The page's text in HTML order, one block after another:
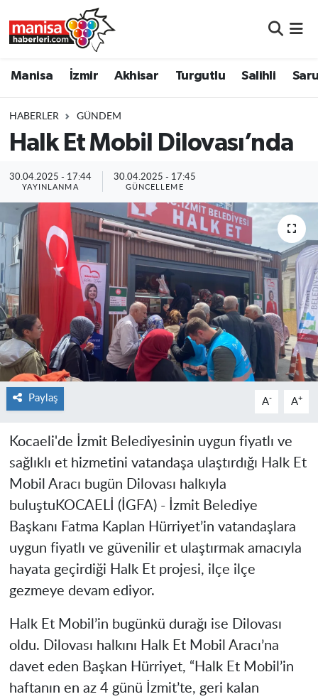
Manisa İzmir Akhisar Turgutlu Salihli
HABERLER GÜNDEM
Halk Et Mobil Dilovası’nda
30.04.2025 - 17:44
YAYINLANMA
30.04.2025 - 17:45
GÜNCELLEME
Paylaş A- A+
Kocaeli'de İzmit Belediyesinin uygun fiyatlı ve
sağlıklı et hizmetini vatandaşa ulaştırdığı Halk Et
Mobil Aracı bugün Dilovası halkıyla
buluştu KOCAELİ (İGFA) - İzmit Belediye
Başkanı Fatma Kaplan Hürriyet’in vatandaşlara
uygun fiyatlı ve güvenilir et ulaştırmak amacıyla
hayata geçirdiği Halk Et projesi, ilçe ilçe
gezmeye devam ediyor.
Halk Et Mobil’in bugünkü durağı ise Dilovası
oldu. Dilovası halkını Halk Et Mobil Aracı’na
davet eden Başkan Hürriyet, “Halk Et Mobil’in
haftanın en az 4 günü İzmit’te, geri kalan
Saruhanlı
Soma
Resmi İlanlar
Manisa Nöbetçi Eczaneler
Tüm Manşetler
Son Dakika Haberleri
Haber Arşivi